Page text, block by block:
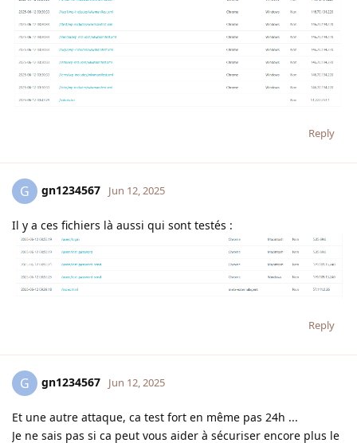
Reply
G gn1234567 Jun 12, 2025
Il y a ces fichiers là aussi qui sont testés :
Reply
G gn1234567 Jun 12, 2025
Et une autre attaque, ca test fort en même pas 24h ...
Je ne sais pas si ca peut vous aider à sécuriser encore plus le